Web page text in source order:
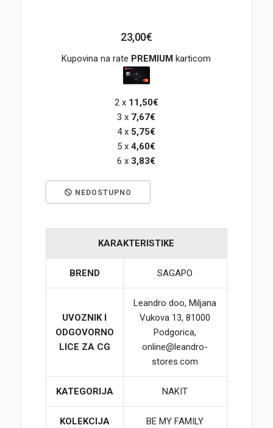
POKLON VAUČER
23,00€
Kupovina na rate PREMIUM karticom
2 x 11,50€
3 x 7,67€
4 x 5,75€
5 x4,60€
6 x 3,83€
NEDOSTUPNO
KARAKTERISTIKE
BREND SAGAPO
UVOZNIK I
ODGOVORNO
LICE ZA CG
Leandro doo, Miljana
Vukova 13, 81000
Podgorica,
online@leandro-
stores.com
KATEGORIJA NAKIT
KOLEKCIJA BE MY FAMILY